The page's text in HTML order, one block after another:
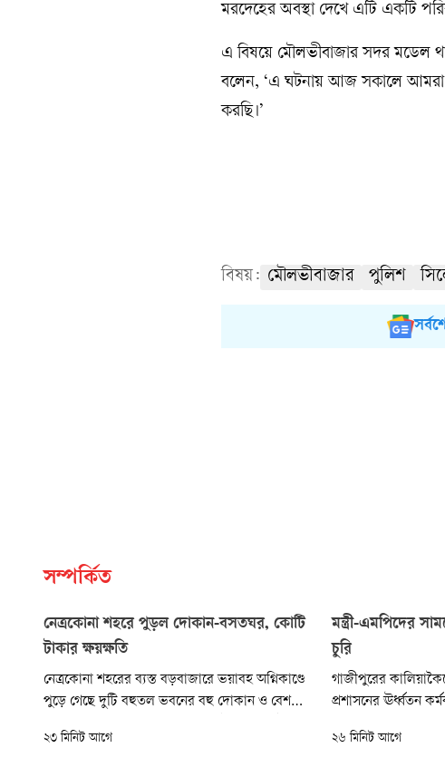
মরদেহের অবস্থা দেখে এটি একটি
এ বিষয়ে মৌলভীবাজার সদর মডেল
বলেন, ‘এ ঘটনায় আজ সকালে আমরা
করছি।’
বিষয়: মৌলভীবাজার পুলিশ
সম্পর্কিত
নেত্রকোনা শহরে পুড়ল দোকান-বসতঘর, কোটি
টাকার ক্ষয়ক্ষতি
নেত্রকোনা শহরের ব্যস্ত বড়বাজারে ভয়াবহ অগ্নিকাণ্ডে
পুড়ে গেছে দুটি বহুতল ভবনের বহু দোকান ও বেশ
দিকে একটি জুতার দোকান থেকে আগুনের সূত্রপাত
২৩ মিনিট আগে
মন্ত্রী-এমপিদের
চুরি
গাজীপুরের
প্রশাসনের ঊর্ধ্বতন
চলাকালে কালিয়াকৈর
২৬ মিনিট আগে